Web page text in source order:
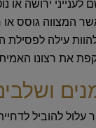
ירושה או
המצווה גוסס
את רצונו
עלול להוביל